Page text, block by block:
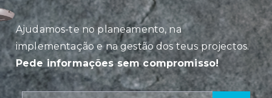
Ajudamos-te no planeamento, na
implementação e na gestão dos teus projectos.
Pede informações sem compromisso!